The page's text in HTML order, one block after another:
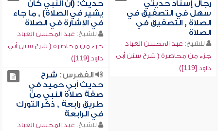
رجال إسناد حديثي
سهل في التصفيق في
الصلاة , التصفيق في
الصلاة
للشيخ: عبد المحسن العباد
جزء من محاضرة ( شرح سنن أبي
داود [119])
حديث: (أن النبي كان
يشير في الصلاة) , ما جاء
في الإشارة في الصلاة
للشيخ: عبد المحسن العباد
جزء من محاضرة ( شرح سنن أبي
داود [119])
الفهرس: شرح
حديث أبي حميد في
صفة صلاة النبي من
طريق رابعة , ذكر التورك
في الرابعة
للشيخ: عبد المحسن العباد